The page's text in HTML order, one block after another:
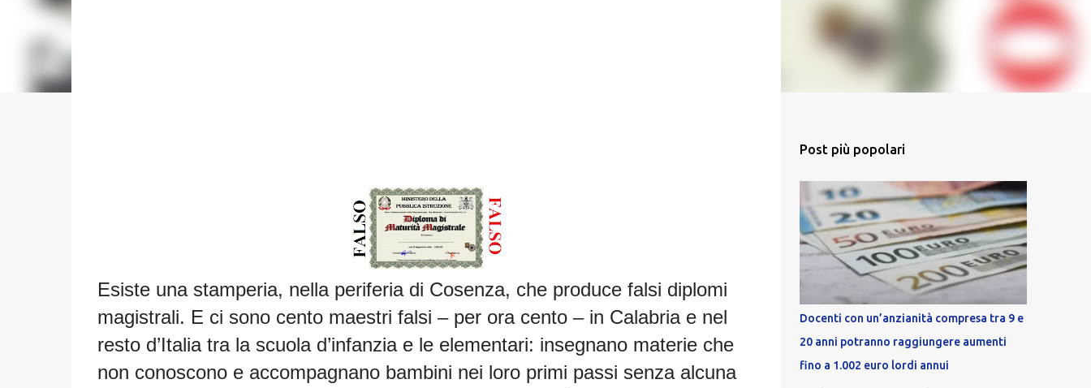
Esiste una stamperia, nella periferia di Cosenza, che produce falsi diplomi
magistrali. E ci sono cento maestri falsi – per ora cento – in Calabria e nel
resto d’Italia tra la scuola d’infanzia e le elementari: insegnano materie che
non conoscono e accompagnano bambini nei loro primi passi senza alcuna
Post più popolari
Docenti con un’anzianità compresa tra 9 e
20 anni potranno raggiungere aumenti
fino a 1.002 euro lordi annui